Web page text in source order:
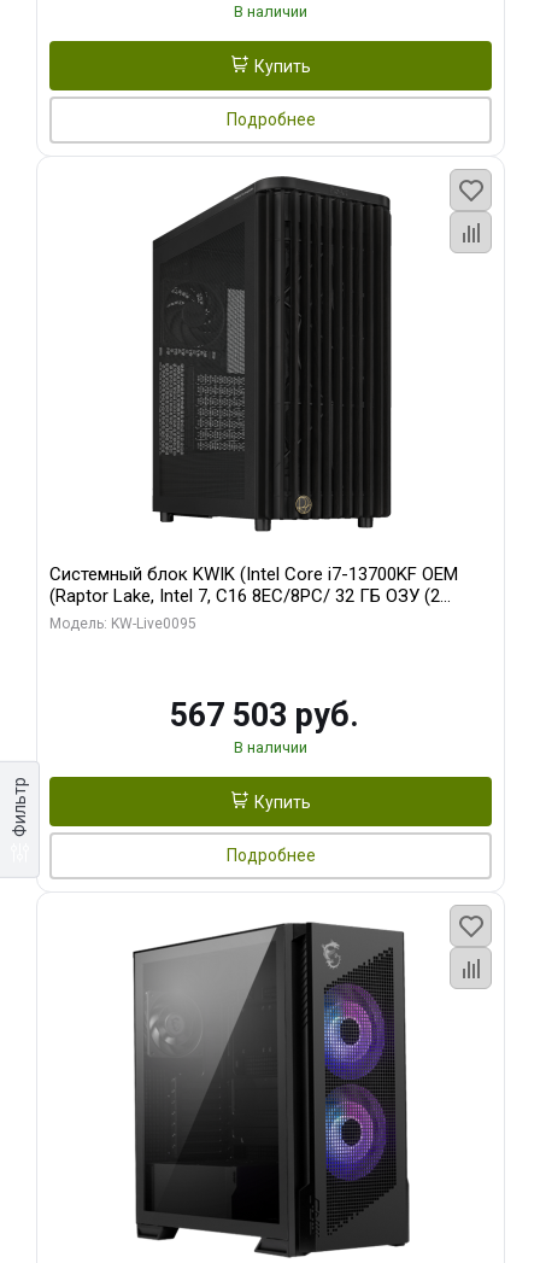
Фильтр
В наличии
Купить
Подробнее
Системный блок KWIK (Intel Core i7-13700KF OEM
(Raptor Lake, Intel 7, C16 8EC/8PC/ 32 ГБ ОЗУ (2
модуля)/ Afox RTX4090 24GB GDDR6X 384-Bit 3xDP
Модель: KW-Live0095
567 503 руб.
В наличии
Купить
Подробнее